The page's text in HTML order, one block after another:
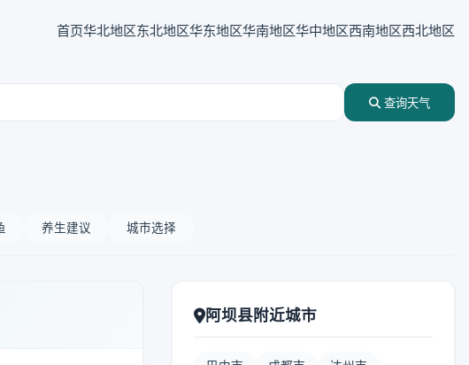
首页华北地区东北地区华东地区华南地区华中地区西南地区西北地区
查询天气
养生建议 城市选择
阿坝县附近城市